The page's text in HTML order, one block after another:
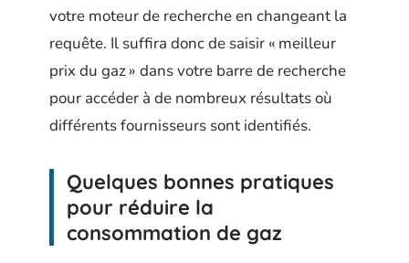
votre moteur de recherche en changeant la
requête. Il suffira donc de saisir « meilleur
prix du gaz » dans votre barre de recherche
pour accéder à de nombreux résultats où
différents fournisseurs sont identifiés.
Quelques bonnes pratiques
pour réduire la
consommation de gaz